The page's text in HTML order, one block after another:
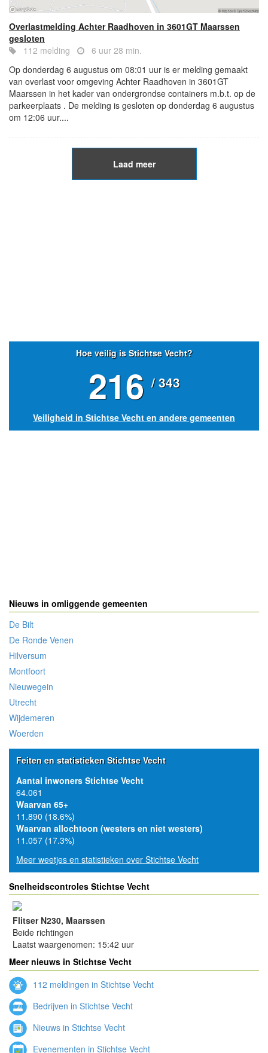
Overlastmelding Achter Raadhoven in 3601GT Maarssen
gesloten
112 melding
6 uur 28 min.
Op donderdag 6 augustus om 08:01 uur is er melding gemaakt
van overlast voor omgeving Achter Raadhoven in 3601GT
Maarssen in het kader van ondergrondse containers m.b.t. op de
parkeerplaats . De melding is gesloten op donderdag 6 augustus
om 12:06 uur....
Laad meer
Hoe veilig is Stichtse Vecht?
216 / 343
Veiligheid in Stichtse Vecht en andere gemeenten
Nieuws in omliggende gemeenten
De Bilt
De Ronde Venen
Hilversum
Montfoort
Nieuwegein
Utrecht
Wijdemeren
Woerden
Feiten en statistieken Stichtse Vecht
Aantal inwoners Stichtse Vecht
64.061
Waarvan 65+
11.890 (18.6%)
Waarvan allochtoon (westers en niet westers)
11.057 (17.3%)
Meer weetjes en statistieken over Stichtse Vecht
Snelheidscontroles Stichtse Vecht
Flitser N230, Maarssen
Beide richtingen
Laatst waargenomen: 15:42 uur
Meer nieuws in Stichtse Vecht
112 meldingen in Stichtse Vecht
Bedrijven in Stichtse Vecht
Nieuws in Stichtse Vecht
Evenementen in Stichtse Vecht